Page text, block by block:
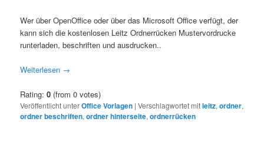
Wer über OpenOffice oder über das Microsoft Office verfügt, der
kann sich die kostenlosen Leitz Ordnerrücken Mustervordrucke
runterladen, beschriften und ausdrucken..
Weiterlesen →
Rating:0 (from 0 votes)
Veröffentlicht unterOffice Vorlagen |Verschlagwortet mitleitz,ordner,
ordner beschriften,ordner hinterseite,ordnerrücken